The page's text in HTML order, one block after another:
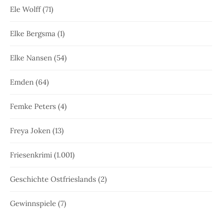
Ele Wolff(71)
Elke Bergsma (1)
Elke Nansen (54)
Emden (64)
Femke Peters (4)
Freya Joken (13)
Friesenkrimi (1.001)
Geschichte Ostfrieslands (2)
Gewinnspiele (7)